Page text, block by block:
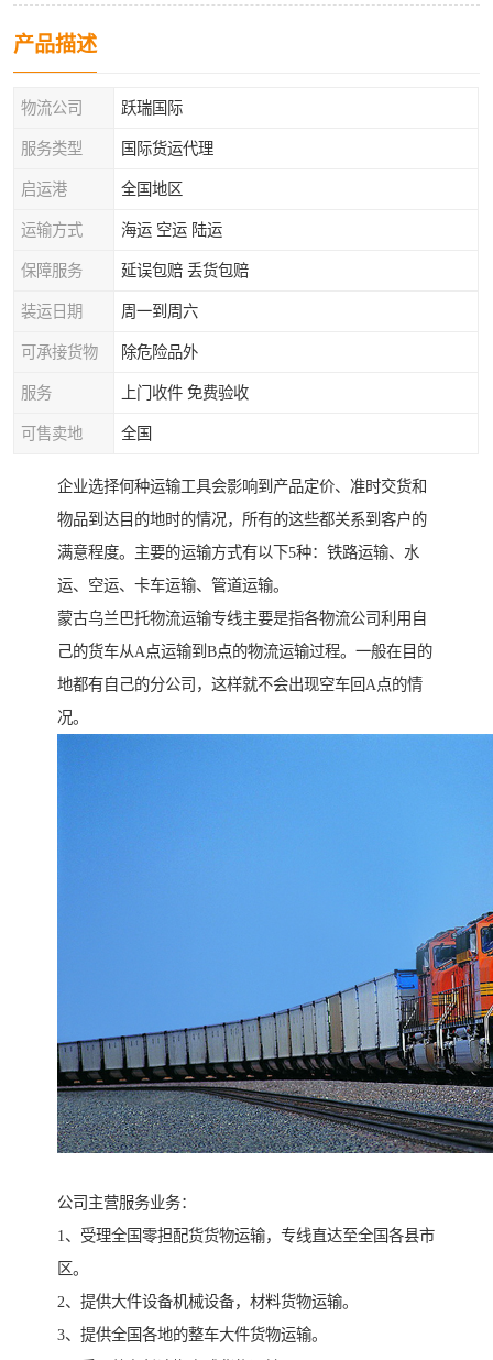
产品描述
物流公司 跃瑞国际
服务类型 国际货运代理
启运港 全国地区
运输方式 海运 空运 陆运
保障服务 延误包赔 丢货包赔
装运日期 周一到周六
可承接货物 除危险品外
服务 上门收件 免费验收
可售卖地 全国
企业选择何种运输工具会影响到产品定价、准时交货和
物品到达目的地时的情况，所有的这些都关系到客户的
满意程度。主要的运输方式有以下5种：铁路运输、水
运、空运、卡车运输、管道运输。
蒙古乌兰巴托物流运输专线主要是指各物流公司利用自
己的货车从A点运输到B点的物流运输过程。一般在目的
地都有自己的分公司，这样就不会出现空车回A点的情
况。
公司主营服务业务：
1、受理全国零担配货货物运输，专线直达至全国各县市
区。
2、提供大件设备机械设备，材料货物运输。
3、提供全国各地的整车大件货物运输。